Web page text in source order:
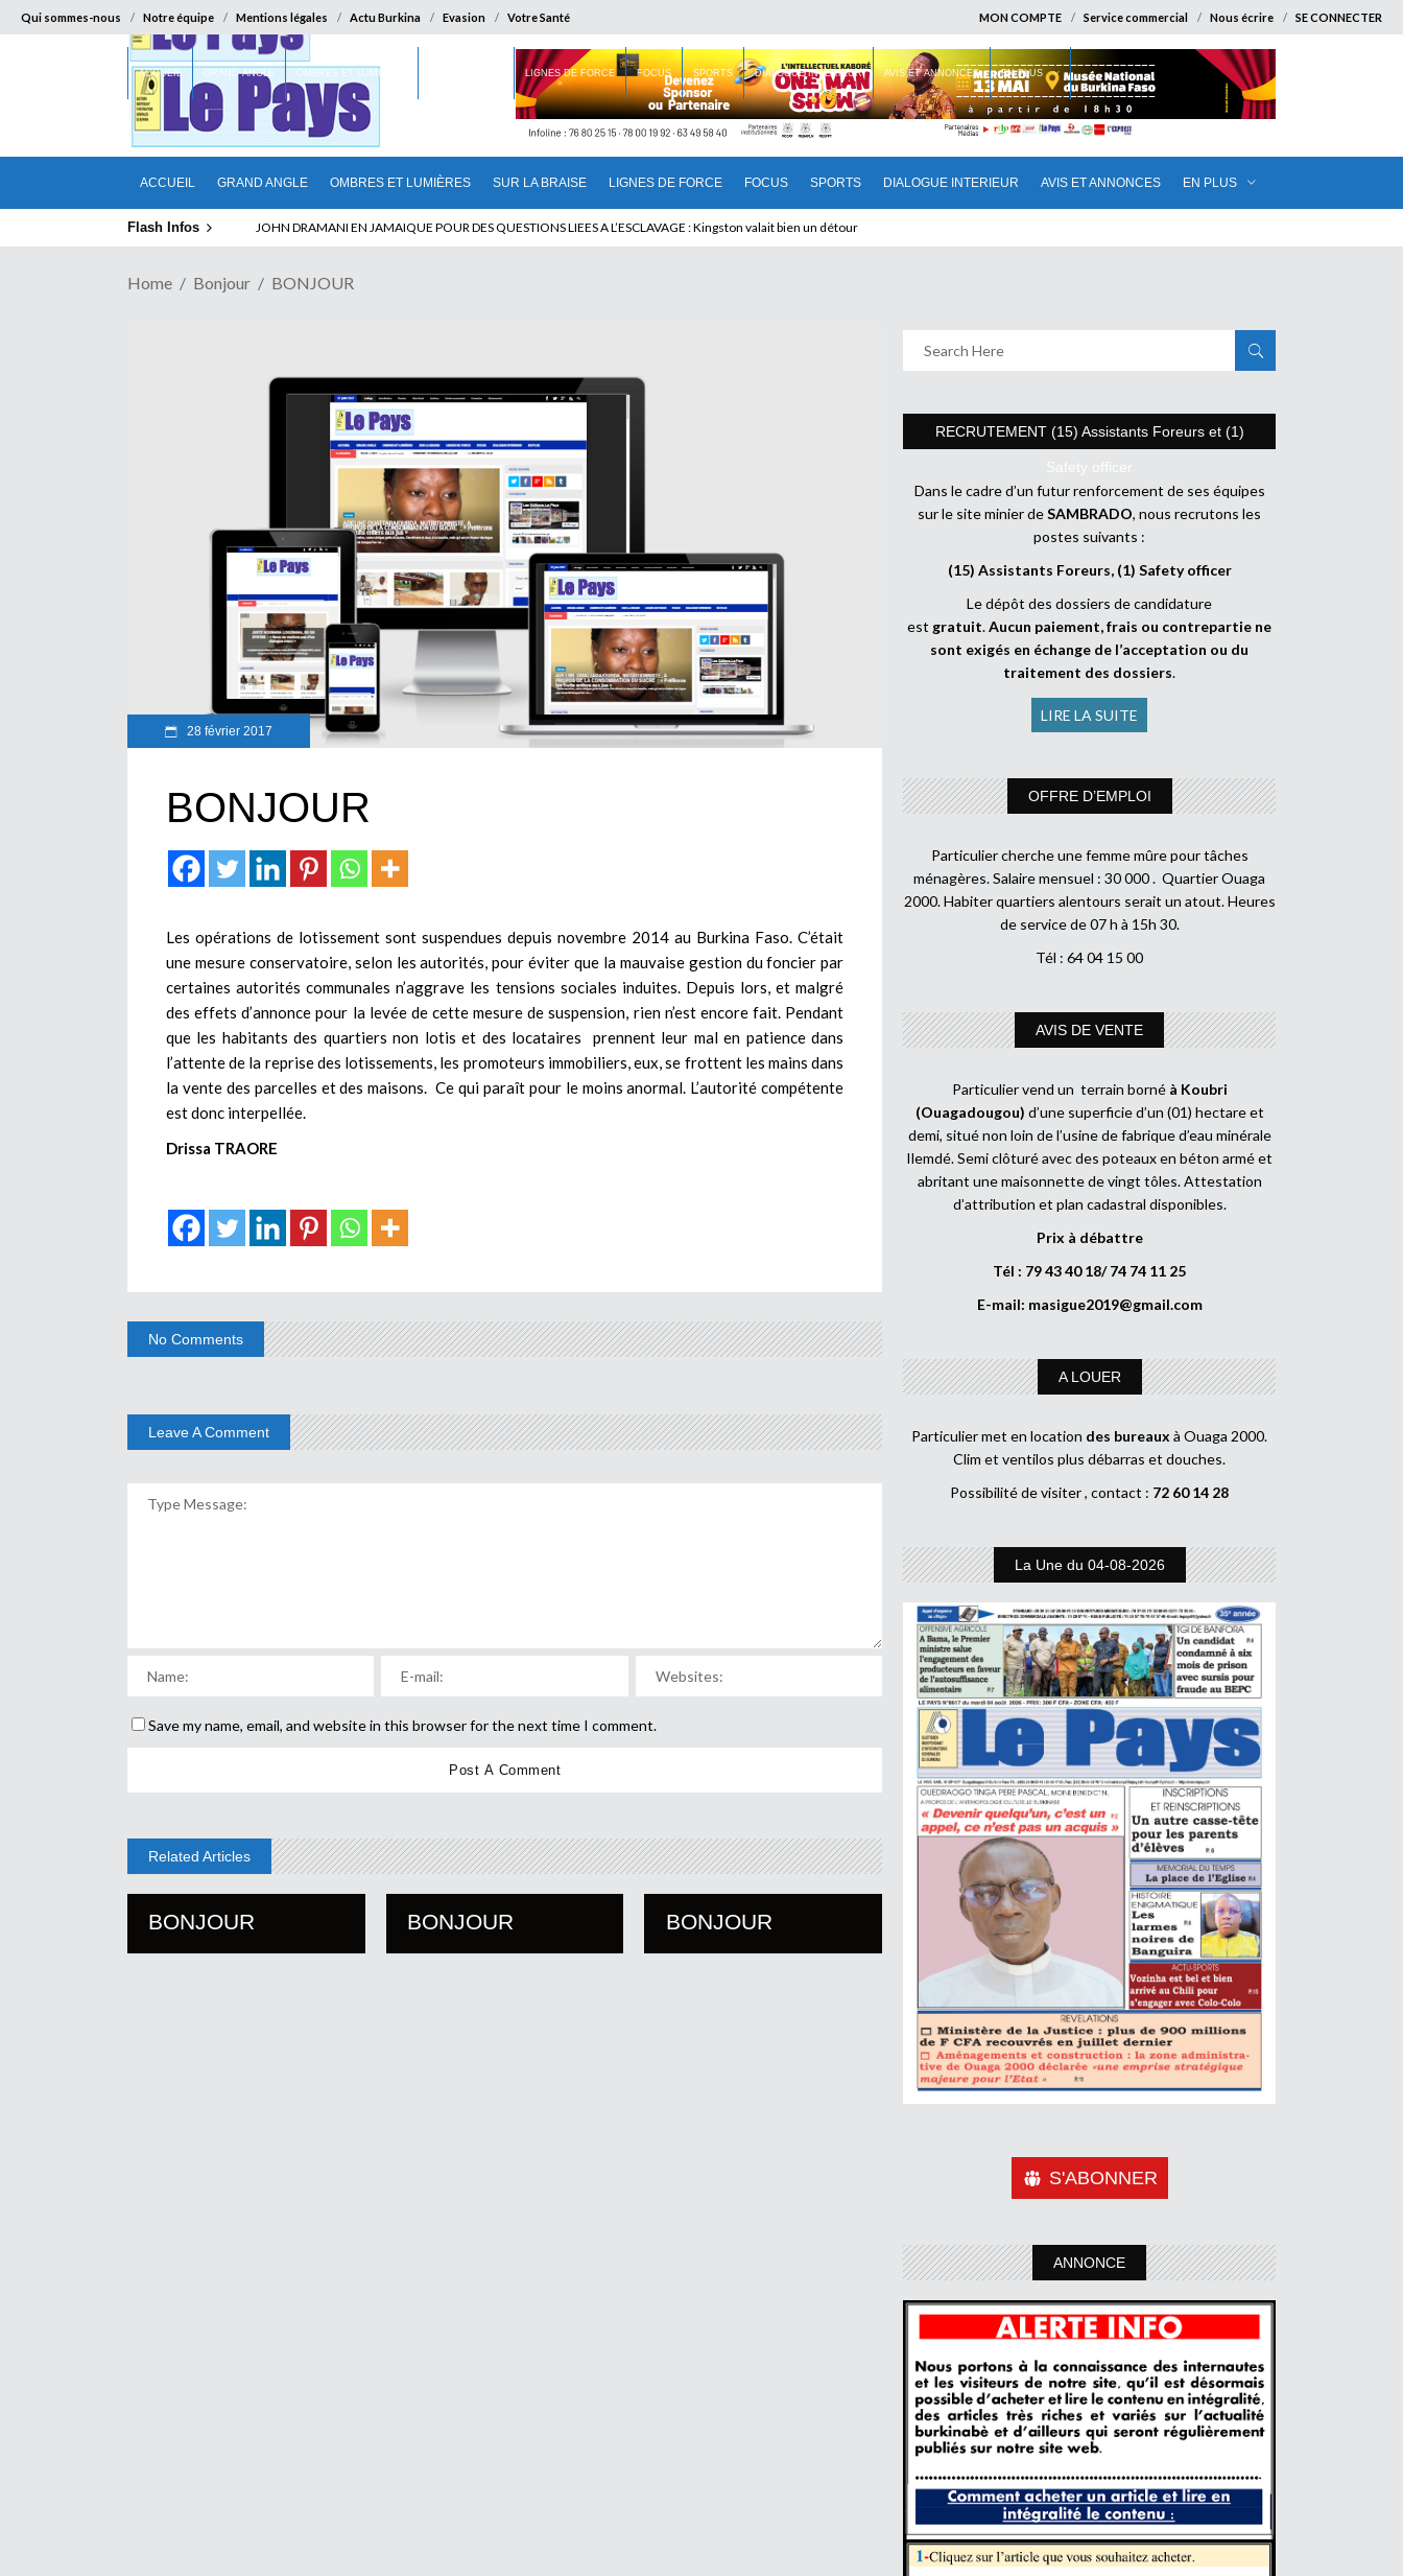
Qui sommes-nous Notre équipe Mentions légales Actu Burkina Evasion Votre Santé MON COMPTE Service commercial Nous écrire SE CONNECTER
ACCUEIL GRAND ANGLE OMBRES ET LUMIÈRES SUR LA BRAISE LIGNES DE FORCE FOCUS SPORTS DIALOGUE INTERIEUR AVIS ET ANNONCES EN PLUS
ACCUEIL GRAND ANGLE OMBRES ET LUMIÈRES LIGNES DE FORCE FOCUS SPORTS DIALOGUE INTERIEUR AVIS ET ANNONCES EN PLUS
Flash Infos JOHN DRAMANI EN JAMAIQUE POUR DES QUESTIONS LIEES A L’ESCLAVAGE : Kingston valait bien un détour
ELECTION DE TALON A LA TETE DU SENAT BENINOIS : Quand Patrice quitte le pouvoir sans partir !
Home Bonjour BONJOUR
28 février 2017
BONJOUR
Les opérations de lotissement sont suspendues depuis novembre 2014 au Burkina Faso. C’était
une mesure conservatoire, selon les autorités, pour éviter que la mauvaise gestion du foncier par
certaines autorités communales n’aggrave les tensions sociales induites. Depuis lors, et malgré
des effets d’annonce pour la levée de cette mesure de suspension, rien n’est encore fait. Pendant
que les habitants des quartiers non lotis et des locataires prennent leur mal en patience dans
l’attente de la reprise des lotissements, les promoteurs immobiliers, eux, se frottent les mains dans
la vente des parcelles et des maisons. Ce qui paraît pour le moins anormal. L’autorité compétente
est donc interpellée.
Drissa TRAORE
No Comments
Leave A Comment
Save my name, email, and website in this browser for the next time I comment.
Related Articles
BONJOUR BONJOUR BONJOUR
RECRUTEMENT (15) Assistants Foreurs et (1)
Safety officer
Dans le cadre d’un futur renforcement de ses équipes
sur le site minier deSAMBRADO, nous recrutons les
postes suivants :
(15) Assistants Foreurs, (1) Safety officer
Le dépôt des dossiers de candidature
est gratuit.Aucun paiement, frais ou contrepartie ne
sont exigés en échange de l’acceptation ou du
traitement des dossiers.
LIRE LA SUITE
OFFRE D’EMPLOI
Particulier cherche une femme mûre pour tâches
ménagères. Salaire mensuel : 30 000 . Quartier Ouaga
2000. Habiter quartiers alentours serait un atout. Heures
de service de 07 h à 15h 30.
Tél : 64 04 15 00
AVIS DE VENTE
Particulier vend un terrain borné à Koubri
(Ouagadougou) d’une superficie d’un (01) hectare et
demi, situé non loin de l’usine de fabrique d’eau minérale
Ilemdé. Semi clôturé avec des poteaux en béton armé et
abritant une maisonnette de vingt tôles. Attestation
d’attribution et plan cadastral disponibles.
Prix à débattre
Tél : 79 43 40 18/ 74 74 11 25
E-mail: masigue2019@gmail.com
A LOUER
Particulier met en location des bureaux à Ouaga 2000.
Clim et ventilos plus débarras et douches.
Possibilité de visiter , contact : 72 60 14 28
La Une du 04-08-2026
S'ABONNER
ANNONCE